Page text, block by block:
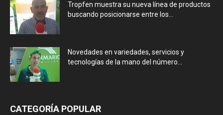
Tropfen muestra su nueva línea de productos
buscando posicionarse entre los...
Novedades en variedades, servicios y
tecnologías de la mano del número...
CATEGORÍA POPULAR